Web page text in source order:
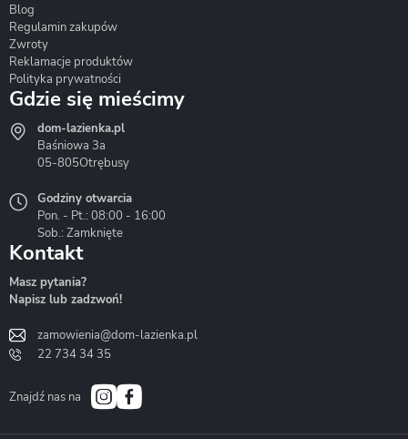
Hydrostop
Liveno
Bath&Spa
Blog
Regulamin zakupów
Zwroty
Reklamacje produktów
Polityka prywatności
Gdzie się mieścimy
dom-lazienka.pl
Baśniowa 3a
05-805Otrębusy
Godziny otwarcia
Pon. - Pt.: 08:00 - 16:00
Sob.: Zamknięte
Kontakt
Masz pytania?
Napisz lub zadzwoń!
zamowienia@dom-lazienka.pl
22 734 34 35
Znajdź nas na